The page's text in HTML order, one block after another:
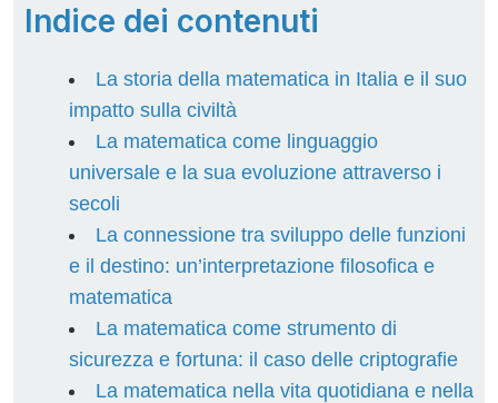
Indice dei contenuti
La storia della matematica in Italia e il suo
impatto sulla civiltà
La matematica come linguaggio
universale e la sua evoluzione attraverso i
secoli
La connessione tra sviluppo delle funzioni
e il destino: un’interpretazione filosofica e
matematica
La matematica come strumento di
sicurezza e fortuna: il caso delle criptografie
La matematica nella vita quotidiana e nella